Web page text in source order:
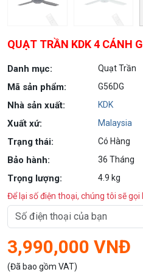
QUẠT TRẦN KDK 4 CÁNH
Danh mục: Quạt Trần
Mã sản phẩm: G56DG
Nhà sản xuất: KDK
Xuất xứ: Malaysia
Trạng thái: Có Hàng
Bảo hành: 36 Tháng
Trọng lượng:
4.9 kg
Để lại số điện thoại, chúng tôi sẽ gọi
3,990,000 VNĐ
(Đã bao gồm VAT)